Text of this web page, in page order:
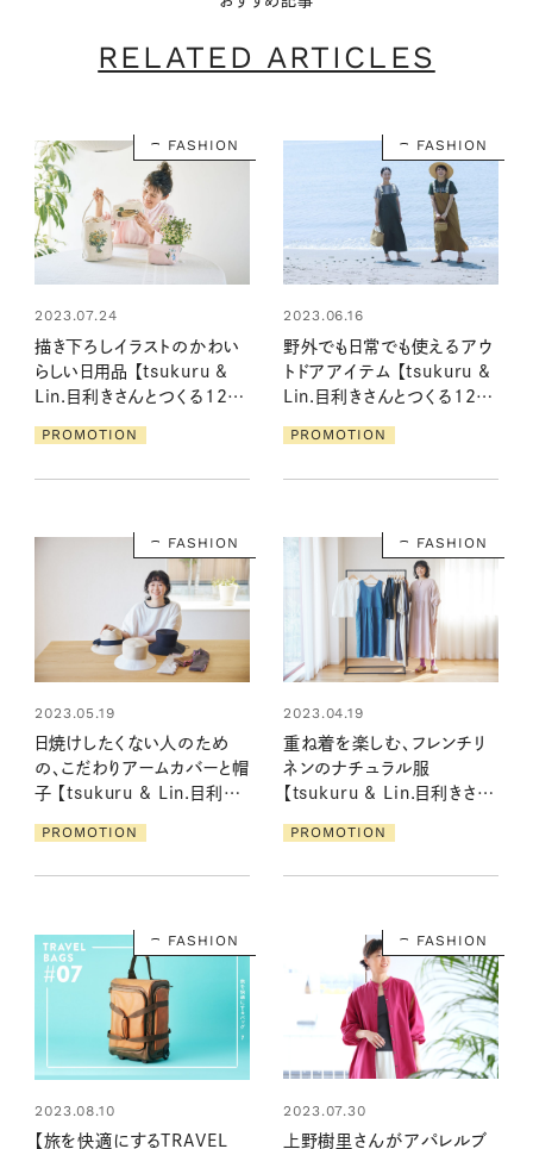
RELATED ARTICLES
FASHION
2023.07.24
描き下ろしイラストのかわい
らしい日用品 【tsukuru &
Lin.目利きさんとつくる12カ
PROMOTION
FASHION
2023.06.16
野外でも日常でも使えるアウ
トドアアイテム 【tsukuru &
Lin.目利きさんとつくる12カ
PROMOTION
FASHION
2023.05.19
日焼けしたくない人のため
の、こだわりアームカバーと帽
子 【tsukuru & Lin.目利き
佳さん】
PROMOTION
FASHION
2023.04.19
重ね着を楽しむ、フレンチリ
ネンのナチュラル服
【tsukuru & Lin.目利きさん
PROMOTION
FASHION
2023.08.10
【旅を快適にするTRAVEL
FASHION
2023.07.30
上野樹里さんがアパレルブ